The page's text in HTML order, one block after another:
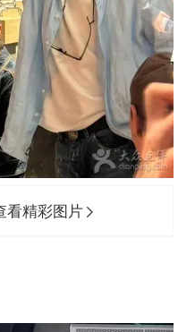
看精彩图片